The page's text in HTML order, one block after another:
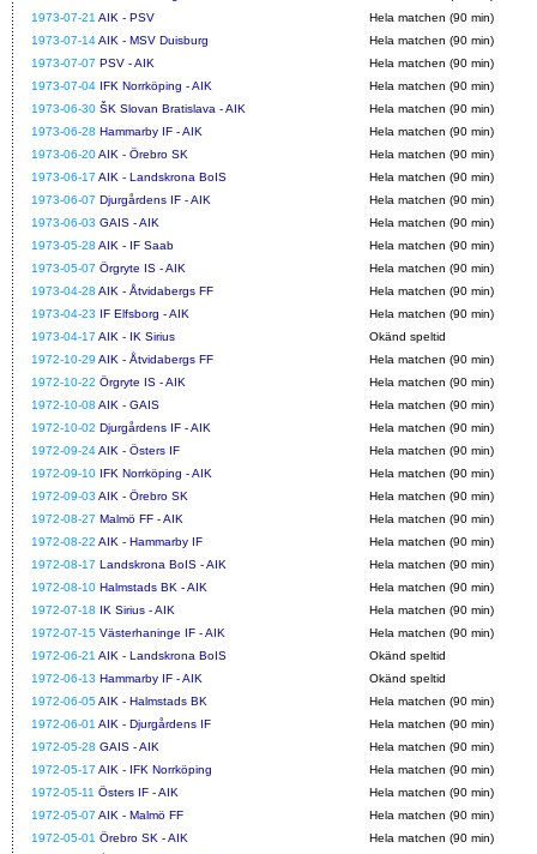
1973-07-21 AIK - PSV
Hela matchen (90 min)
1973-07-14AIK - MSV Duisburg
Hela matchen (90 min)
1973-07-07 PSV - AIK
Hela matchen (90 min)
1973-07-04 IFK Norrköping - AIK
Hela matchen (90 min)
1973-06-30 ŠK Slovan Bratislava - AIK
Hela matchen (90 min)
1973-06-28 Hammarby IF - AIK
Hela matchen (90 min)
1973-06-20AIK - Örebro SK
Hela matchen (90 min)
1973-06-17 AIK - Landskrona BoIS
Hela matchen (90 min)
1973-06-07 Djurgårdens IF - AIK
Hela matchen (90 min)
1973-06-03 GAIS - AIK
Hela matchen (90 min)
1973-05-28 AIK - IF Saab
Hela matchen (90 min)
1973-05-07 Örgryte IS - AIK
Hela matchen (90 min)
1973-04-28 AIK - Åtvidabergs FF
Hela matchen (90 min)
1973-04-23 IF Elfsborg - AIK
Hela matchen (90 min)
1973-04-17 AIK - IK Sirius
Okänd speltid
1972-10-29 AIK - Åtvidabergs FF
Hela matchen (90 min)
1972-10-22 Örgryte IS - AIK
Hela matchen (90 min)
1972-10-08 AIK - GAIS
Hela matchen (90 min)
1972-10-02 Djurgårdens IF - AIK
Hela matchen (90 min)
1972-09-24AIK - Östers IF
Hela matchen (90 min)
1972-09-10 IFK Norrköping - AIK
Hela matchen (90 min)
1972-09-03 AIK - Örebro SK
Hela matchen (90 min)
1972-08-27 Malmö FF - AIK
Hela matchen (90 min)
1972-08-22 AIK - Hammarby IF
Hela matchen (90 min)
1972-08-17 Landskrona BoIS - AIK
Hela matchen (90 min)
1972-08-10 Halmstads BK - AIK
Hela matchen (90 min)
1972-07-18 IK Sirius - AIK
Hela matchen (90 min)
1972-07-15 Västerhaninge IF - AIK
Hela matchen (90 min)
1972-06-21 AIK - Landskrona BoIS
Okänd speltid
1972-06-13 Hammarby IF - AIK
Okänd speltid
1972-06-05AIK - Halmstads BK
Hela matchen (90 min)
1972-06-01 AIK - Djurgårdens IF
Hela matchen (90 min)
1972-05-28 GAIS - AIK
Hela matchen (90 min)
1972-05-17 AIK - IFK Norrköping
Hela matchen (90 min)
1972-05-11 Östers IF - AIK
Hela matchen (90 min)
1972-05-07 AIK - Malmö FF
Hela matchen (90 min)
1972-05-01 Örebro SK - AIK
Hela matchen (90 min)